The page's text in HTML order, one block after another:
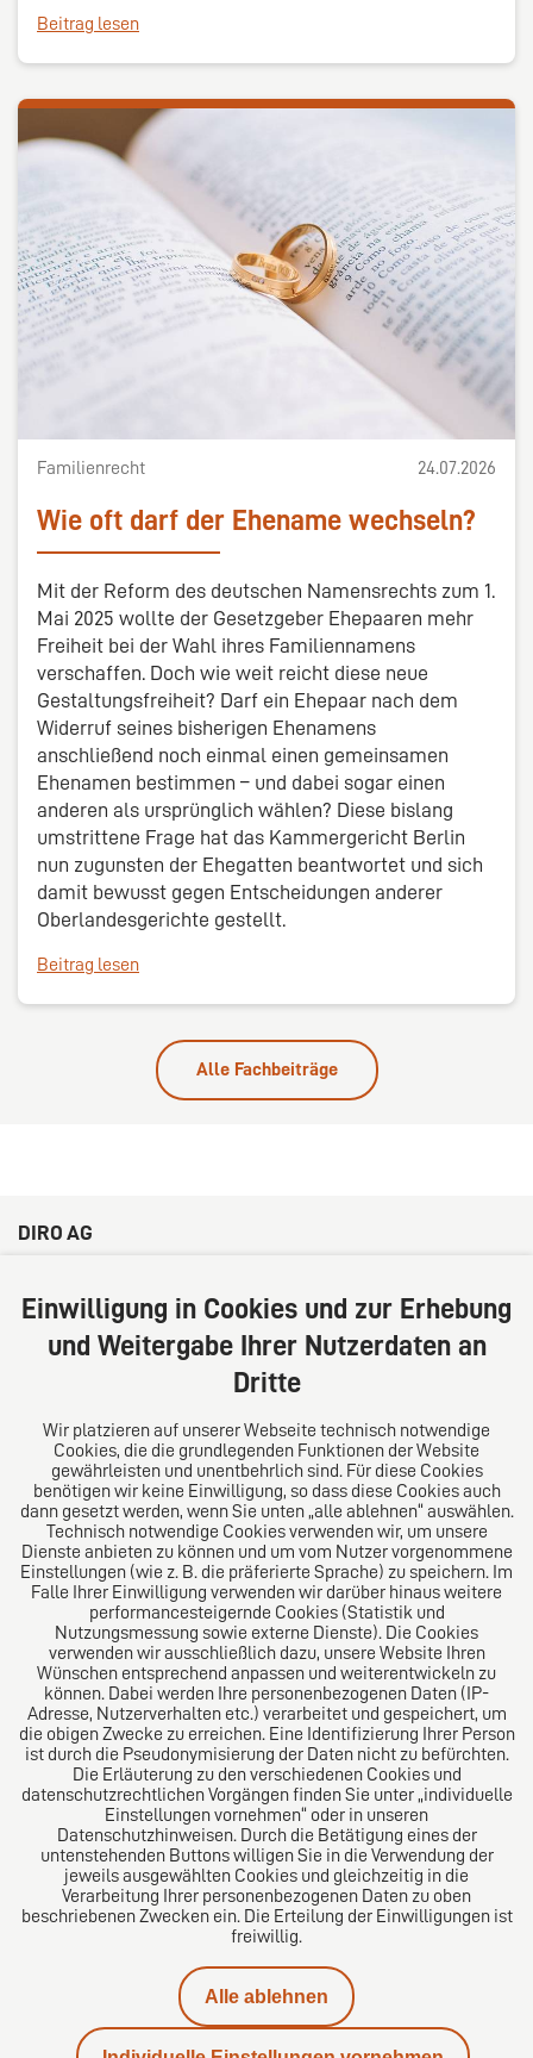
Beitrag lesen
Familienrecht 24.07.2026
Wie oft darf der Ehename wechseln?
Mit der Reform des deutschen Namensrechts zum 1.
Mai 2025 wollte der Gesetzgeber Ehepaaren mehr
Freiheit bei der Wahl ihres Familiennamens
verschaffen. Doch wie weit reicht diese neue
Gestaltungsfreiheit? Darf ein Ehepaar nach dem
Widerruf seines bisherigen Ehenamens
anschließend noch einmal einen gemeinsamen
Ehenamen bestimmen – und dabei sogar einen
anderen als ursprünglich wählen? Diese bislang
umstrittene Frage hat das Kammergericht Berlin
nun zugunsten der Ehegatten beantwortet und sich
damit bewusst gegen Entscheidungen anderer
Oberlandesgerichte gestellt.
Beitrag lesen
Alle Fachbeiträge
DIRO AG
20354 Hamburg
Deutschland
Tel: +49 (0) 40 41352231
Über uns
Das Kanzlei-Vertrauensnetzwerk. Aus Europa für die
Welt. Für den erfolgreichen Mittelstand.
Folgen Sie uns auf
Das europäische Kanzlei-Netzwerk
Datenschutz
Einwilligung in Cookies und zur Erhebung
und Weitergabe Ihrer Nutzerdaten an
Dritte
Wir platzieren auf unserer Webseite technisch notwendige
Cookies, die die grundlegenden Funktionen der Website
gewährleisten und unentbehrlich sind. Für diese Cookies
benötigen wir keine Einwilligung, so dass diese Cookies auch
dann gesetzt werden, wenn Sie unten „alle ablehnen“ auswählen.
Technisch notwendige Cookies verwenden wir, um unsere
Dienste anbieten zu können und um vom Nutzer vorgenommene
Einstellungen (wie z. B. die präferierte Sprache) zu speichern. Im
Falle Ihrer Einwilligung verwenden wir darüber hinaus weitere
performancesteigernde Cookies (Statistik und
Nutzungsmessung sowie externe Dienste). Die Cookies
verwenden wir ausschließlich dazu, unsere Website Ihren
Wünschen entsprechend anpassen und weiterentwickeln zu
können. Dabei werden Ihre personenbezogenen Daten (IP-
Adresse, Nutzerverhalten etc.) verarbeitet und gespeichert, um
die obigen Zwecke zu erreichen. Eine Identifizierung Ihrer Person
ist durch die Pseudonymisierung der Daten nicht zu befürchten.
Die Erläuterung zu den verschiedenen Cookies und
datenschutzrechtlichen Vorgängen finden Sie unter „individuelle
Einstellungen vornehmen“ oder in unseren
Datenschutzhinweisen. Durch die Betätigung eines der
untenstehenden Buttons willigen Sie in die Verwendung der
jeweils ausgewählten Cookies und gleichzeitig in die
Verarbeitung Ihrer personenbezogenen Daten zu oben
beschriebenen Zwecken ein. Die Erteilung der Einwilligungen ist
freiwillig.
Alle ablehnen